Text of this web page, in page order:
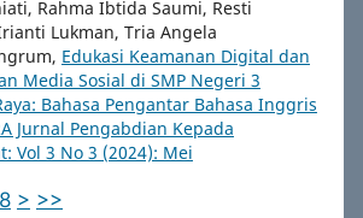
Rahma Ibtida Saumi, Resti
Lukman, Tria Angela
Edukasi Keamanan Digital dan
Media Sosial di SMP Negeri 3
Bahasa Pengantar Bahasa Inggris
Jurnal Pengabdian Kepada
Vol 3 No 3 (2024): Mei
8 > >>